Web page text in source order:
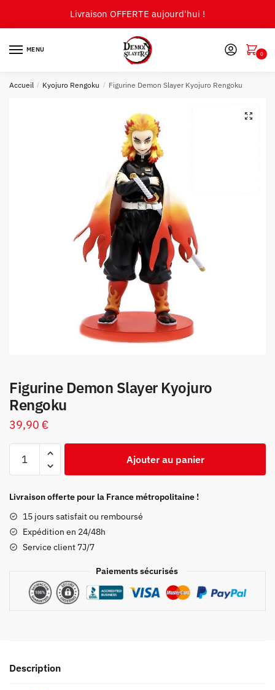
Livraison OFFERTE aujourd'hui !
MENU
0
Accueil / Kyojuro Rengoku / Figurine Demon Slayer Kyojuro Rengoku
🔍
Figurine Demon Slayer Kyojuro
Rengoku
39,90 €
Demon
Kyojuro
Rengoku
Ajouter au panier
Livraison offerte pour la France métropolitaine !
15 jours satisfait ou remboursé
Expédition en 24/48h
Service client 7J/7
Paiements sécurisés
Description